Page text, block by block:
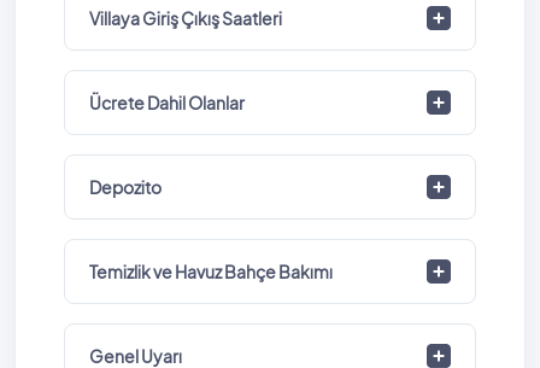
Villaya Giriş Çıkış Saatleri
Ücrete Dahil Olanlar
Depozito
Temizlik ve Havuz Bahçe Bakımı
Genel Uyarı